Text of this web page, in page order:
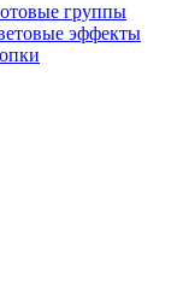
группы
эффекты